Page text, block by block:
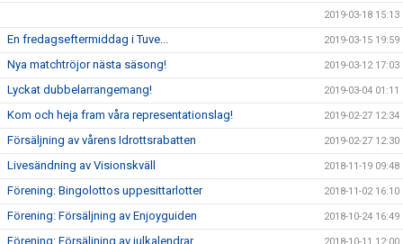
2019-03-18 15:13
En fredagseftermiddag i Tuve... 2019-03-15 19:59
Nya matchtröjor nästa säsong! 2019-03-12 17:03
Lyckat dubbelarrangemang! 2019-03-04 01:11
Kom och heja fram våra representationslag! 2019-02-27 12:34
Försäljning av vårens Idrottsrabatten 2019-02-27 12:30
Livesändning av Visionskväll 2018-11-19 09:48
Förening: Bingolottos uppesittarlotter 2018-11-02 16:10
Förening: Försäljning av Enjoyguiden 2018-10-24 16:49
Förening: Försäljning av julkalendrar